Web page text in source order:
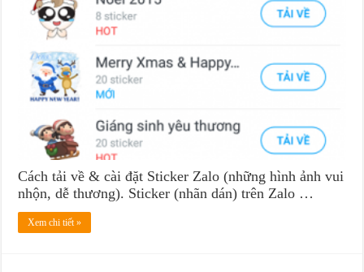
Cách tải về & cài đặt Sticker Zalo (những hình ảnh vui
nhộn, dễ thương). Sticker (nhãn dán) trên Zalo …
Xem chi tiết »